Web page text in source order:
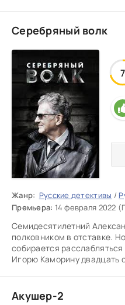
Серебряный волк
Жанр: Русские детективы /
Премьера: 14 февраля 2022
Семидесятилетний
полковником в отставке.
собирается
Игорю Каморину двадцать
7
Акушер-2